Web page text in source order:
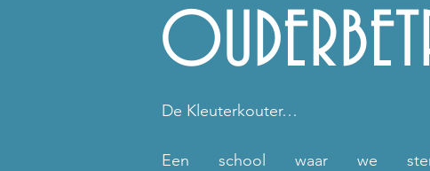
De Kleuterkouter…
Een school waar we